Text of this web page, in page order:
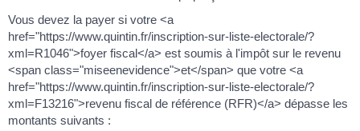
Vous devez la payer si votre <a
href="https://www.quintin.fr/inscription-sur-liste-electorale/?
xml=R1046">foyer fiscal</a> est soumis à l'impôt sur le revenu
<span class="miseenevidence">et</span> que votre <a
href="https://www.quintin.fr/inscription-sur-liste-electorale/?
xml=F13216">revenu fiscal de référence (RFR)</a> dépasse les
montants suivants :